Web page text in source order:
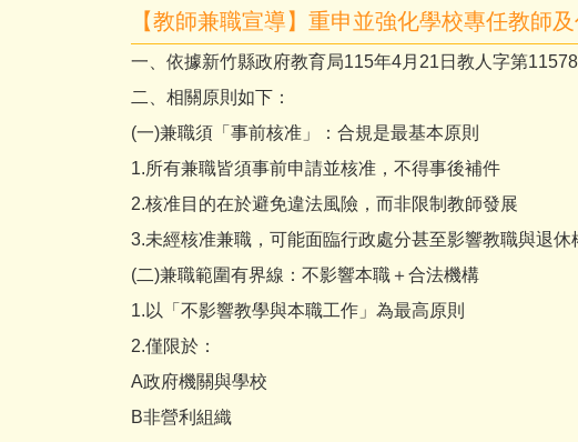
【教師兼職宣導】重申並強化學校專任教師
一、依據新竹縣政府教育局115年4月21日教人字第
二、相關原則如下：
(一)兼職須「事前核准」：合規是最基本原則
1.所有兼職皆須事前申請並核准，不得事後補件
2.核准目的在於避免違法風險，而非限制教師發展
3.未經核准兼職，可能面臨行政處分甚至影響教職與退休
(二)兼職範圍有界線：不影響本職＋合法機構
1.以「不影響教學與本職工作」為最高原則
2.僅限於：
A政府機關與學校
B非營利組織